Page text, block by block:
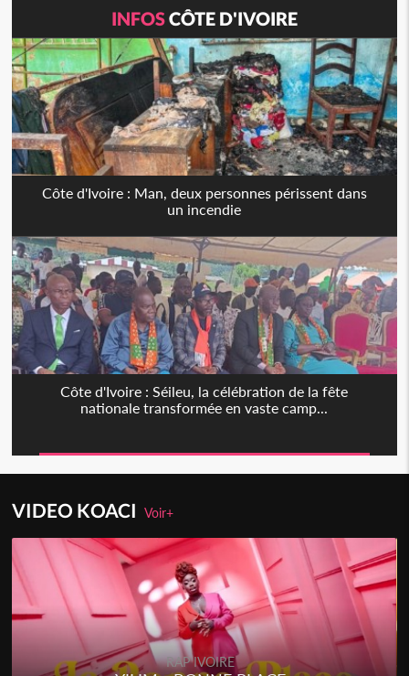
INFOSCÔTE D'IVOIRE
Côte d'Ivoire : Man, deux personnes périssent dans
un incendie
Côte d'Ivoire : Séileu, la célébration de la fête
nationale transformée en vaste camp...
VIDEO KOACIVoir+
RAP IVOIRE